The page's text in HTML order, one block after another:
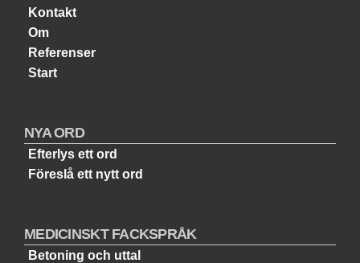
Kontakt
Om
Referenser
Start
NYA ORD
Efterlys ett ord
Föreslå ett nytt ord
MEDICINSKT FACKSPRÅK
Betoning och uttal